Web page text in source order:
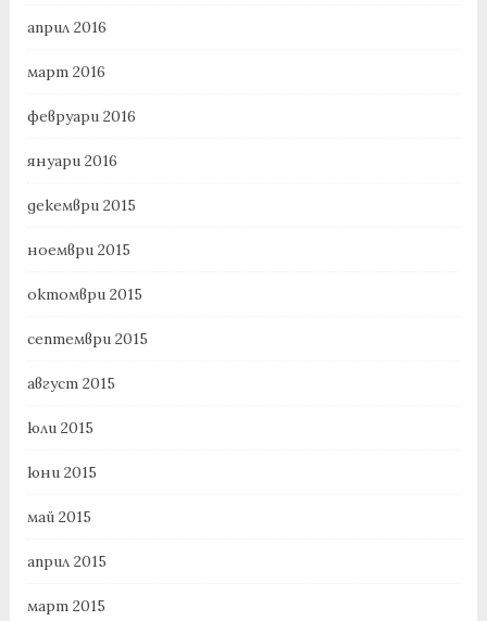
април 2016
март 2016
февруари 2016
януари 2016
декември 2015
ноември 2015
октомври 2015
септември 2015
август 2015
юли 2015
юни 2015
май 2015
април 2015
март 2015